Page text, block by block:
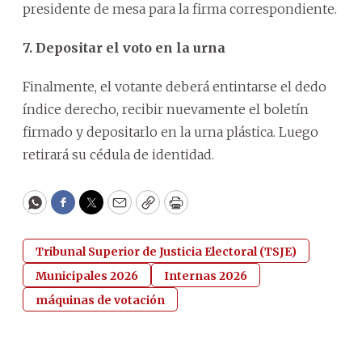
presidente de mesa para la firma correspondiente.
7. Depositar el voto en la urna
Finalmente, el votante deberá entintarse el dedo
índice derecho, recibir nuevamente el boletín
firmado y depositarlo en la urna plástica. Luego
retirará su cédula de identidad.
WhatsApp
Facebook
Twitter
EmailCopyPrint
Tribunal Superior de Justicia Electoral (TSJE)
Municipales 2026
Internas 2026
máquinas de votación